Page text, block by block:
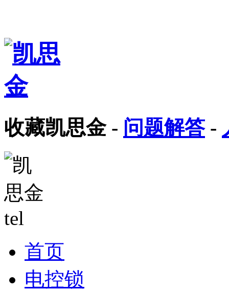
收藏凯思金- 问题解答-
首页
电控锁